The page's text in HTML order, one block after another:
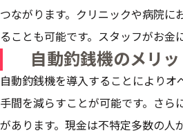
つながります。クリニックや病院に
ることも可能です。スタッフがお金
自動釣銭機のメリッ
自動釣銭機を導入することにより
手間を減らすことが可能です。さら
があります。現金は不特定多数の人